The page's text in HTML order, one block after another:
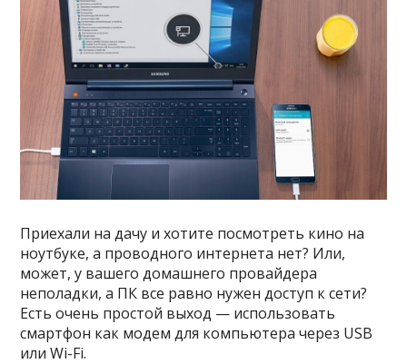
Приехали на дачу и хотите посмотреть кино на
ноутбуке, а проводного интернета нет? Или,
может, у вашего домашнего провайдера
неполадки, а ПК все равно нужен доступ к сети?
Есть очень простой выход — использовать
смартфон как модем для компьютера через USB
или Wi-Fi.